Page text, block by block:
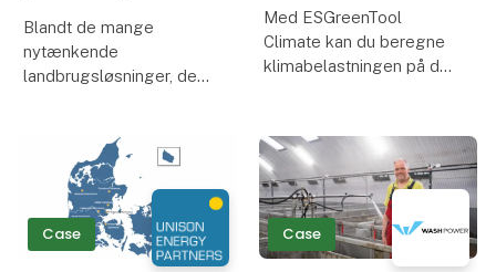
Blandt de mange
nytænkende
landbrugsløsninger, der
eller tre stjerner.
Dermed er de i
betragtning til at vinde
en pris til Agromek
Award Show.
Med ESGreenTool
Climate kan du beregne
klimabelastningen på din
afgrøder, slagtekyllinger
og grise. Du kan også
hurtigt få overblikket
over de virkemid
Case Case